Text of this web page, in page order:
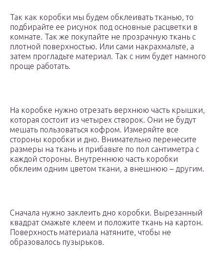
Так как коробки мы будем обклеивать тканью, то
подбирайте ее рисунок под основные расцветки в
комнате. Так же покупайте не прозрачную ткань с
плотной поверхностью. Или сами накрахмальте, а
затем прогладьте материал. Так с ним будет намного
проще работать.
На коробке нужно отрезать верхнюю часть крышки,
которая состоит из четырех створок. Они не будут
мешать пользоваться кофром. Измеряйте все
стороны коробки и дно. Внимательно перенесите
размеры на ткань и прибавьте по пол сантиметра с
каждой стороны. Внутреннюю часть коробки
обклеим одним цветом ткани, а внешнюю – другим.
Сначала нужно заклеить дно коробки. Вырезанный
квадрат смажьте клеем и положите ткань на картон.
Поверхность материала натяните, чтобы не
образовалось пузырьков.